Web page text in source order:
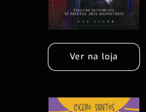
Ver na loja